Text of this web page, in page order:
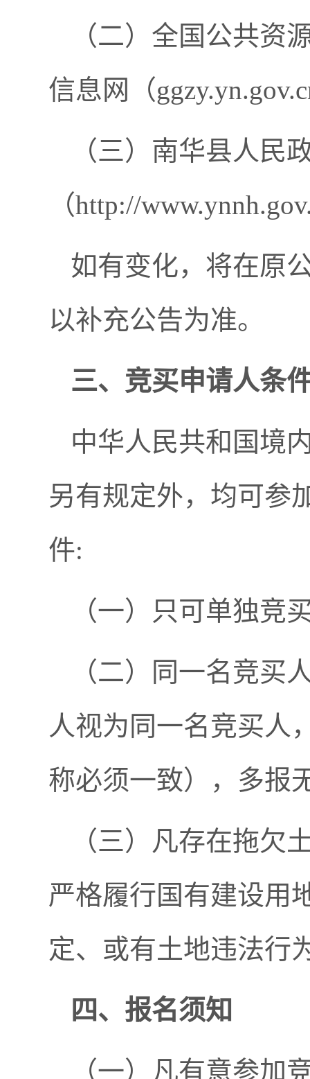
（二）全国公共资
信息网（
（三）南华县人民
（http://
如有变化，将在原
以补充公告为准。
三、竞买申请人条
中华人民共和国境
另有规定外，均可参
件:
（一）只可单独竞
（二）同一名竞买
人视为同一名竞买人
称必须一致），多报
（三）凡存在拖欠
严格履行国有建设用
定、或有土地违法行
四、报名须知
（一）凡有意参加